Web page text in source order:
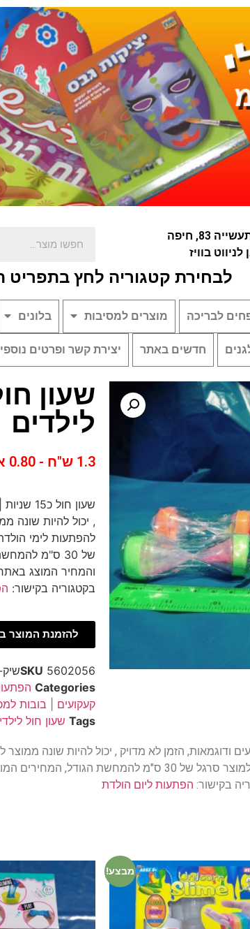
83, חיפה
בוויז
לבחירת קטגוריה לחץ בתפריט
לבריכה מוצרים למסיבות בלונים
חדשים באתר יצירת קשר ופרטים
לילדים
1.3 ש"ח - 0.80 אג"
שעון
, יכול להיות שונה
להפתעות לימי
של 30 ס"מ
והמחיר המוצג
בקטגוריה בקישור:
להזמנת המוצר
SKU 5602056שיק-01
Categories
קעקועים | בובות
Tags שעון חול
בשלל צבעים ודוגמאות, הזמן לא מדויק , יכול להיות
הולדת ופרסים מיוחדים, המחיר ליחידה אחת, מוצמד
בקישור: הפתעות ליום הולדת
מבצע!